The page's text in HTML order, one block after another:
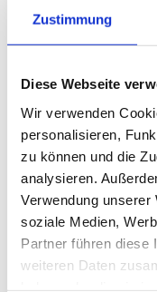
Zustimmung
Diese Webseite
Wir verwenden
personalisieren,
zu können und die
analysieren.
Verwendung
soziale Medien,
Partner führen diese
weiteren Daten